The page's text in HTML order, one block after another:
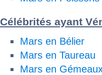
Célébrités ayant
Mars en Bélier
Mars en Taureau
Mars en